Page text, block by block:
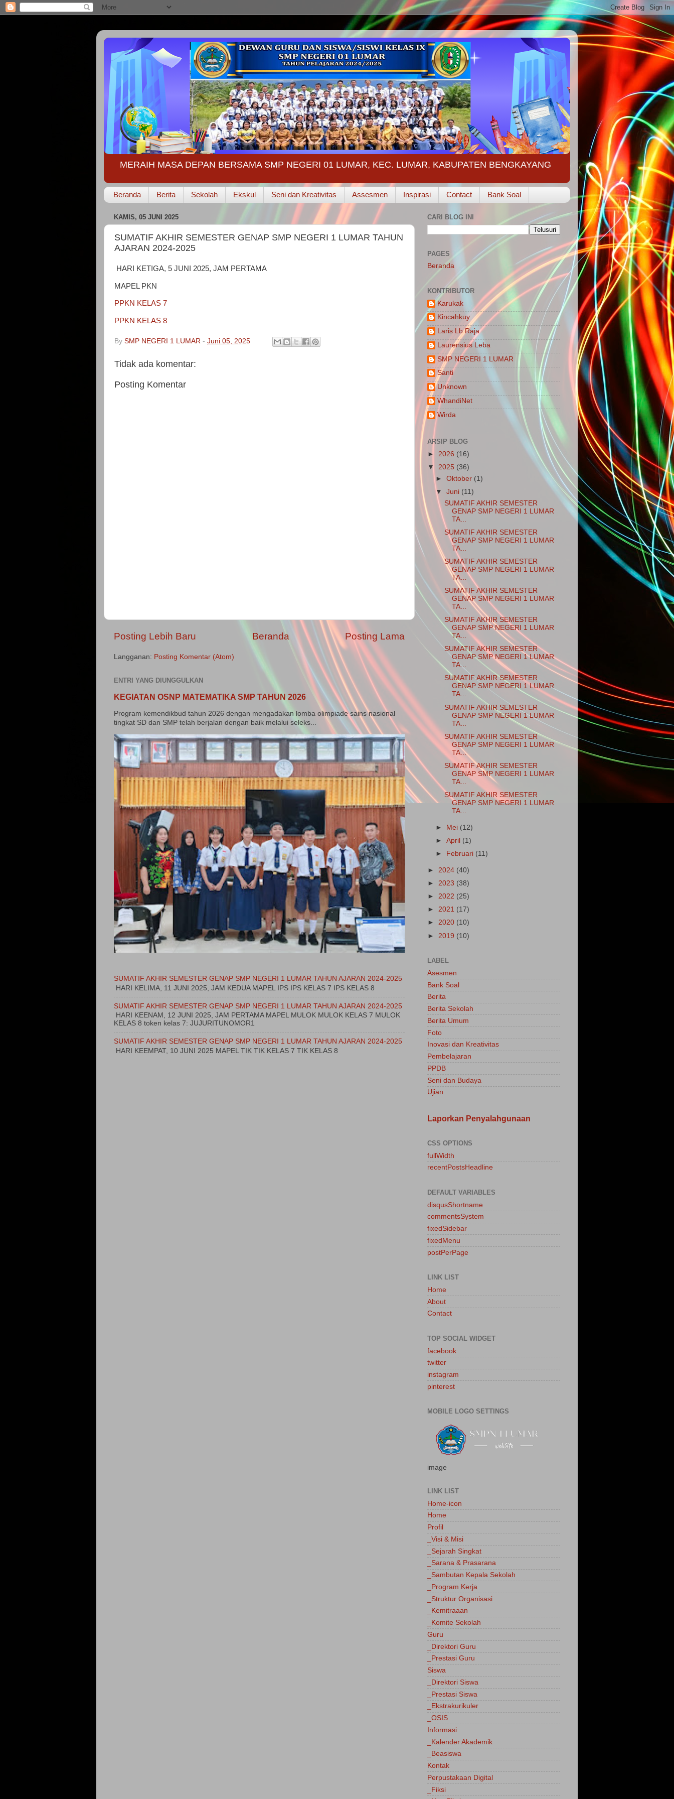
MERAIH MASA DEPAN BERSAMA SMP NEGERI 01 LUMAR, KEC. LUMAR, KABUPATEN BENGKAYANG
Beranda Berita Sekolah Ekskul Seni dan Kreativitas Assesmen Inspirasi Contact Bank Soal
KAMIS, 05 JUNI 2025
SUMATIF AKHIR SEMESTER GENAP SMP NEGERI 1 LUMAR TAHUN
AJARAN 2024-2025
HARI KETIGA, 5 JUNI 2025, JAM PERTAMA
MAPEL PKN
PPKN KELAS 7
PPKN KELAS 8
By SMP NEGERI 1 LUMAR - Juni 05, 2025
Tidak ada komentar:
Posting Komentar
Posting Lebih Baru Posting Lama
Beranda
Langganan: Posting Komentar (Atom)
ENTRI YANG DIUNGGULKAN
KEGIATAN OSNP MATEMATIKA SMP TAHUN 2026
Program kemendikbud tahun 2026 dengan mengadakan lomba olimpiade sains nasional
tingkat SD dan SMP telah berjalan dengan baik melalui seleks...
SUMATIF AKHIR SEMESTER GENAP SMP NEGERI 1 LUMAR TAHUN AJARAN 2024-2025
HARI KELIMA, 11 JUNI 2025, JAM KEDUA MAPEL IPS IPS KELAS 7 IPS KELAS 8
SUMATIF AKHIR SEMESTER GENAP SMP NEGERI 1 LUMAR TAHUN AJARAN 2024-2025
HARI KEENAM, 12 JUNI 2025, JAM PERTAMA MAPEL MULOK MULOK KELAS 7 MULOK
KELAS 8 token kelas 7: JUJURITUNOMOR1
SUMATIF AKHIR SEMESTER GENAP SMP NEGERI 1 LUMAR TAHUN AJARAN 2024-2025
HARI KEEMPAT, 10 JUNI 2025 MAPEL TIK TIK KELAS 7 TIK KELAS 8
CARI BLOG INI
PAGES
Beranda
KONTRIBUTOR
Karukak
Kincahkuy
Laris Lb Raja
Laurensius Leba
SMP NEGERI 1 LUMAR
Santi
Unknown
WhandiNet
Wirda
ARSIP BLOG
► 2026 (16)
▼ 2025 (36)
►Oktober (1)
▼Juni (11)
SUMATIF AKHIR SEMESTER
GENAP SMP NEGERI 1 LUMAR
TA...
SUMATIF AKHIR SEMESTER
GENAP SMP NEGERI 1 LUMAR
TA...
SUMATIF AKHIR SEMESTER
GENAP SMP NEGERI 1 LUMAR
TA...
SUMATIF AKHIR SEMESTER
GENAP SMP NEGERI 1 LUMAR
TA...
SUMATIF AKHIR SEMESTER
GENAP SMP NEGERI 1 LUMAR
TA...
SUMATIF AKHIR SEMESTER
GENAP SMP NEGERI 1 LUMAR
TA...
SUMATIF AKHIR SEMESTER
GENAP SMP NEGERI 1 LUMAR
TA...
SUMATIF AKHIR SEMESTER
GENAP SMP NEGERI 1 LUMAR
TA...
SUMATIF AKHIR SEMESTER
GENAP SMP NEGERI 1 LUMAR
TA...
SUMATIF AKHIR SEMESTER
GENAP SMP NEGERI 1 LUMAR
TA...
SUMATIF AKHIR SEMESTER
GENAP SMP NEGERI 1 LUMAR
TA...
► Mei (12)
►April (1)
►
Februari (11)
► 2024 (40)
► 2023 (38)
► 2022 (25)
► 2021 (17)
► 2020 (10)
► 2019 (10)
LABEL
Asesmen
Bank Soal
Berita
Berita Sekolah
Berita Umum
Foto
Inovasi dan Kreativitas
Pembelajaran
PPDB
Seni dan Budaya
Ujian
Laporkan Penyalahgunaan
CSS OPTIONS
fullWidth
recentPostsHeadline
DEFAULT VARIABLES
disqusShortname
commentsSystem
fixedSidebar
fixedMenu
postPerPage
LINK LIST
Home
About
Contact
TOP SOCIAL WIDGET
facebook
twitter
instagram
pinterest
MOBILE LOGO SETTINGS
image
LINK LIST
Home-icon
Home
Profil
_Visi & Misi
_Sejarah Singkat
_Sarana & Prasarana
_Sambutan Kepala Sekolah
_Program Kerja
_Struktur Organisasi
_Kemitraaan
_Komite Sekolah
Guru
_Direktori Guru
_Prestasi Guru
Siswa
_Direktori Siswa
_Prestasi Siswa
_Ekstrakurikuler
_OSIS
Informasi
_Kalender Akademik
_Beasiswa
Kontak
Perpustakaan Digital
_Fiksi